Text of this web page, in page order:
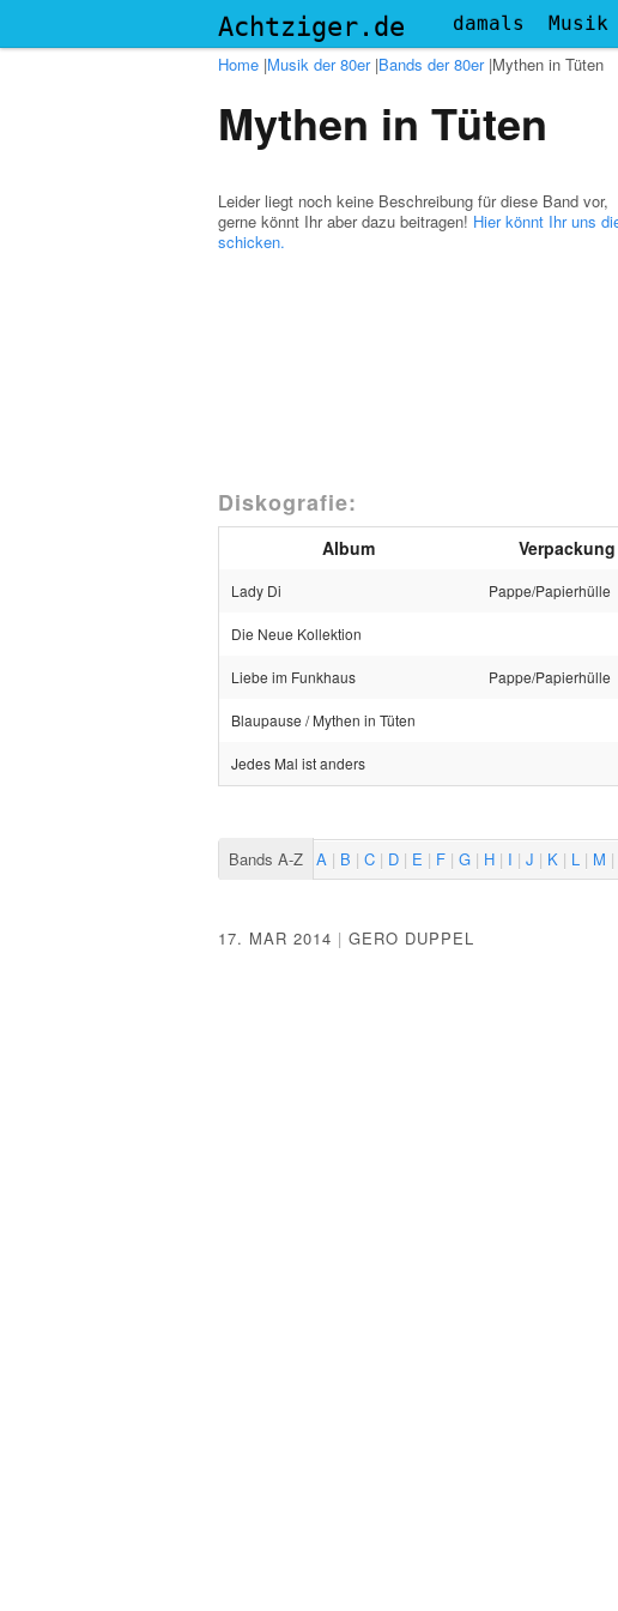
Achtziger.de
Menu
damals Musik
Home |Musik der 80er|Bands der 80er|Mythen in Tüten
Mythen in Tüten
Leider liegt noch keine Beschreibung für diese Band vor,
gerne könnt Ihr aber dazu beitragen! Hier könnt Ihr uns
schicken.
Diskografie:
Album Verpackung
Lady Di Pappe/Papierhülle
Die Neue Kollektion
Liebe im Funkhaus Pappe/Papierhülle
Blaupause / Mythen in Tüten
Jedes Mal ist anders
Bands A-Z A B C D E F G H I J K L M
17. MAR 2014 | GERO DUPPEL